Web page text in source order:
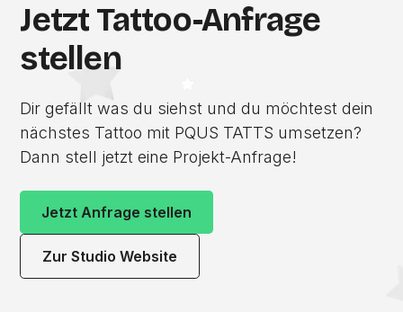
Jetzt Tattoo-Anfrage
stellen
Dir gefällt was du siehst und du möchtest dein
nächstes Tattoo mit PQUS TATTS umsetzen?
Dann stell jetzt eine Projekt-Anfrage!
Jetzt Anfrage stellen
Zur Studio Website